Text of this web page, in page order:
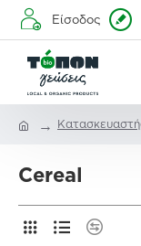
Είσοδος
Cereal